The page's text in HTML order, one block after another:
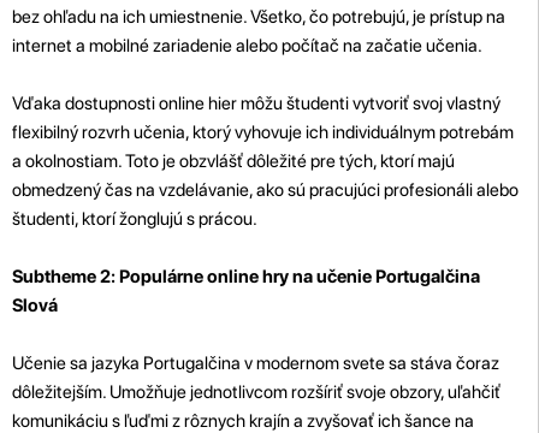
bez ohľadu na ich umiestnenie. Všetko, čo potrebujú, je prístup na
internet a mobilné zariadenie alebo počítač na začatie učenia.
Vďaka dostupnosti online hier môžu študenti vytvoriť svoj vlastný
flexibilný rozvrh učenia, ktorý vyhovuje ich individuálnym potrebám
a okolnostiam. Toto je obzvlášť dôležité pre tých, ktorí majú
obmedzený čas na vzdelávanie, ako sú pracujúci profesionáli alebo
študenti, ktorí žonglujú s prácou.
Subtheme 2: Populárne online hry na učenie Portugalčina
Slová
Učenie sa jazyka Portugalčina v modernom svete sa stáva čoraz
dôležitejším. Umožňuje jednotlivcom rozšíriť svoje obzory, uľahčiť
komunikáciu s ľuďmi z rôznych krajín a zvyšovať ich šance na